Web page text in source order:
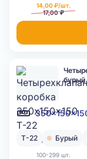
14,00 ₽/шт.
17,00 ₽
бурый
Т-22 Бурый
100-299 шт.